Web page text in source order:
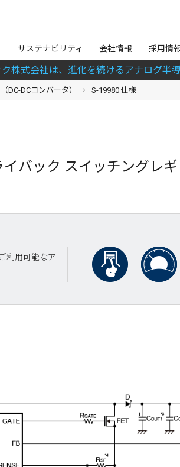
サステナビリティ 会社情報 採用情
株式会社は、進化を続けるアナログ半導
DC-DCコンバータ） S-19980 仕様
バック スイッチングレ
利用可能なア